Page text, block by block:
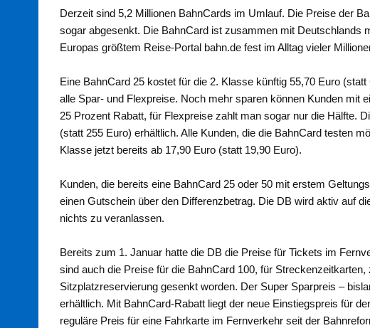
Derzeit sind 5,2 Millionen BahnCards im Umlauf. Die Preise der
sogar abgesenkt. Die BahnCard ist zusammen mit Deutschlands
Europas größtem Reise-Portal bahn.de fest im Alltag vieler
Eine BahnCard 25 kostet für die 2. Klasse künftig 55,70 Euro
alle Spar- und Flexpreise. Noch mehr sparen können Kunden mit
25 Prozent Rabatt, für Flexpreise zahlt man sogar nur die Hälfte.
(statt 255 Euro) erhältlich. Alle Kunden, die die BahnCard testen
Klasse jetzt bereits ab 17,90 Euro (statt 19,90 Euro).
Kunden, die bereits eine BahnCard 25 oder 50 mit erstem
einen Gutschein über den Differenzbetrag. Die DB wird aktiv auf
nichts zu veranlassen.
Bereits zum 1. Januar hatte die DB die Preise für Tickets im
sind auch die Preise für die BahnCard 100, für
Sitzplatzreservierung gesenkt worden. Der Super Sparpreis –
erhältlich. Mit BahnCard-Rabatt liegt der neue Einstiegspreis für
reguläre Preis für eine Fahrkarte im Fernverkehr seit der